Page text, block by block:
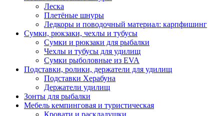
Леска
Плетёные шнуры
Ледкоры и поводочный материал: карпфишинг
Сумки, рюкзаки, чехлы и тубусы
Сумки и рюкзаки для рыбалки
Чехлы и тубусы для удилищ
Сумки рыболовные из EVA
Подставки, ролики, держатели для удилищ
Подставки Херабуна
Держатели удилищ
Зонты для рыбалки
Мебель кемпинговая и туристическая
Кровати и раскладушки